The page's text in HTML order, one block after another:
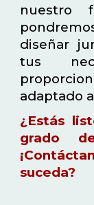
nuestro
diseñar
tus
adaptado
¿Estás
grado
suceda?